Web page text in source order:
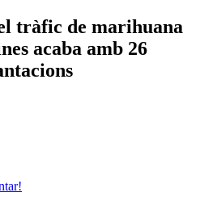
tràfic de marihuana
acaba amb 26